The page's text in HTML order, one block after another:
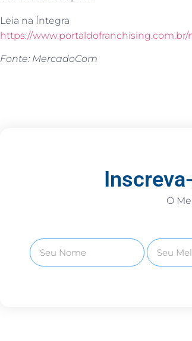
Leia na Íntegra
https://
Fonte: MercadoCom
O